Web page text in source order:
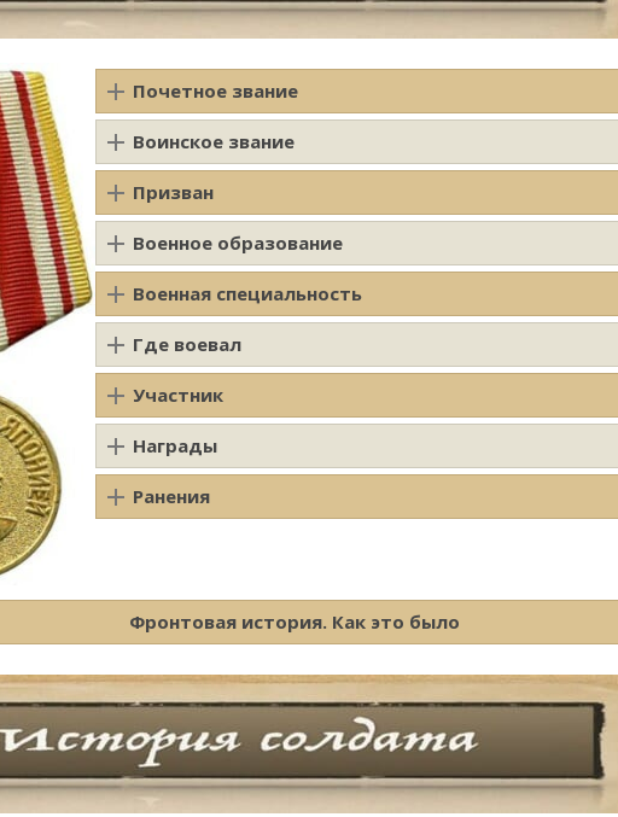
Почетное звание
Воинское звание
Призван
Военное образование
Военная специальность
Где воевал
Участник
Награды
Ранения
Фронтовая история. Как это было